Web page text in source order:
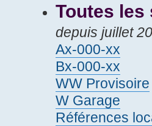
Toutes les
depuis juillet
Ax-000-xx
Bx-000-xx
WW Provisoire
W Garage
Références